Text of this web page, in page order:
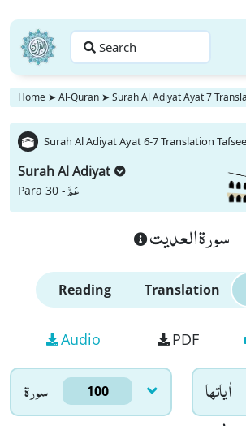
Search
Home ➤ Al-Quran ➤ Surah Al Adiyat Ayat 7
Surah Al Adiyat Ayat 6-7 Translation
Surah Al Adiyat
Para 30 -عَمَّ
سورة العديت
Reading Translation
Audio PDF
سورۃ 100 اٰياتها